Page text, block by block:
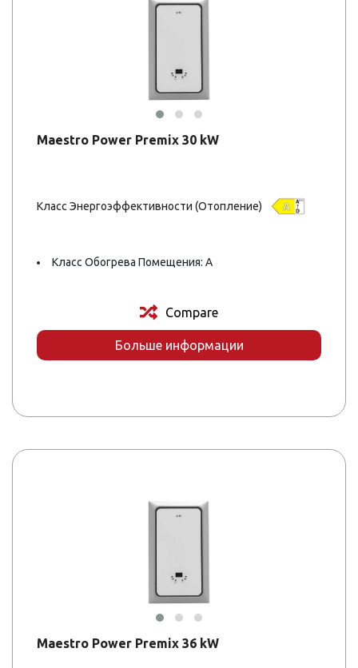
Maestro Power Premix 30 kW
Класс Энергоэффективности (Отопление)
Класс Обогрева Помещения: A
Compare
Больше информации
Maestro Power Premix 36 kW